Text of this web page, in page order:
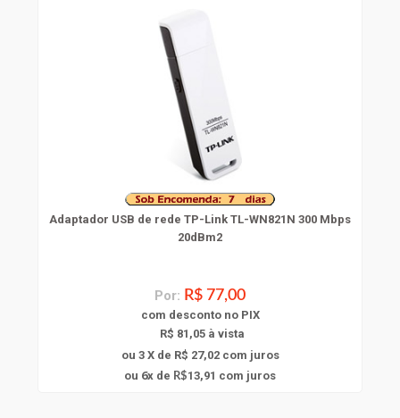
Adaptador USB de rede TP-Link TL-WN821N 300 Mbps
20dBm2
Por: R$ 77,00
com desconto no PIX
R$ 81,05 à vista
ou 3 X de R$ 27,02com juros
ou 6x de R$13,91 com juros